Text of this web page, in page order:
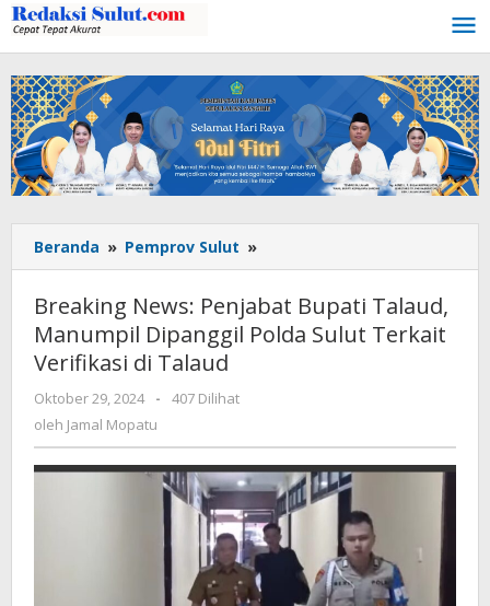
Lewati
ke
konten
Beranda » Pemprov Sulut »
News:
Penjabat
Bupati
Talaud,
Terkait
Verifikasi
Talaud
Breaking News: Penjabat Bupati Talaud,
Manumpil Dipanggil Polda Sulut Terkait
Verifikasi di Talaud
Oktober 29, 2024
oleh
Jamal
-
407 Dilihat
oleh Jamal Mopatu